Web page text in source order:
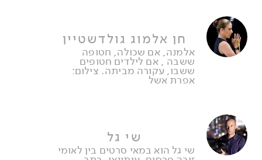
חן אלמוג גולדשטיין
אלמנה, אם שכולה, חטופה
ששבה , אם לילדים חטופים
ששבו, עקורה מביתה. צילום:
אפרת אשל
שי גל
שי גל הוא במאי סרטים בין לאומי